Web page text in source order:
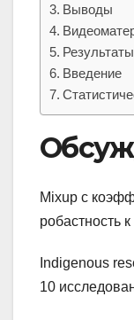
Выводы
Результаты
Введение
Mixup с
робастность
Indigenous
10